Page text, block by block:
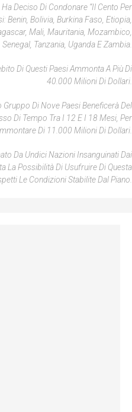
Deciso Di Condonare “il Cento Per
Benin, Bolivia, Burkina Faso, Etiopia,
Mali, Mauritania, Mozambico,
Tanzania, Uganda E Zambia.
Di Questi Paesi Ammonta A Più Di
40.000 Milioni Di Dollari.
Di Nove Paesi Beneficerà Del
Di Tempo Tra I 12 E I 18 Mesi, Per
Di 11.000 Milioni Di Dollari.
Da Undici Nazioni Insanguinati Dai
La Possibilità Di Usufruire Di Questa
Le Condizioni Stabilite Dal Piano.